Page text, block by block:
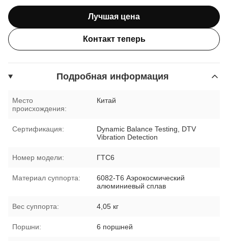
Лучшая цена
Контакт теперь
Подробная информация
Место
происхождения:
Китай
Сертификация:
Dynamic Balance Testing, DTV
Vibration Detection
Номер модели: ГТС6
Материал суппорта:
6082-T6 Аэрокосмический
алюминиевый сплав
Вес суппорта: 4,05 кг
Поршни: 6 поршней